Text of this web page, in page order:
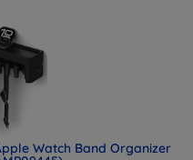
Watch Band Organizer